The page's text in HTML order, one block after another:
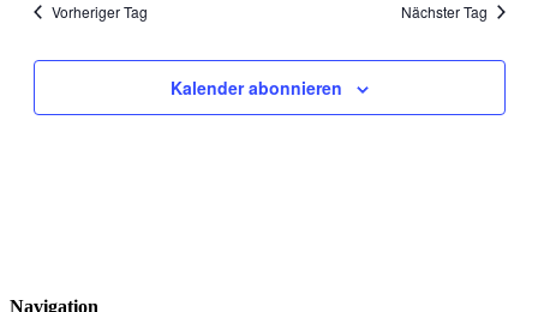
Vorheriger Tag Nächster Tag
Kalender abonnieren
Navigation